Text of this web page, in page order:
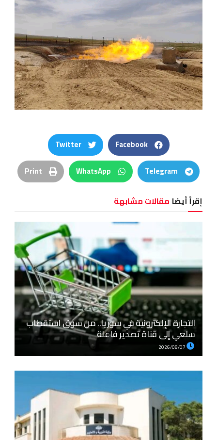
Facebook
Twitter
Telegram
WhatsApp
Print
إقرأ أيضا مقالات مشابهة
التجارة الإلكترونية في سوريا.. من سوق استقطاب
سلعي إلى قناة تصدير فاعلة